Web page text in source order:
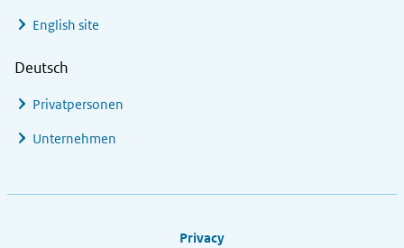
English site
Deutsch
Privatpersonen
Unternehmen
Privacy